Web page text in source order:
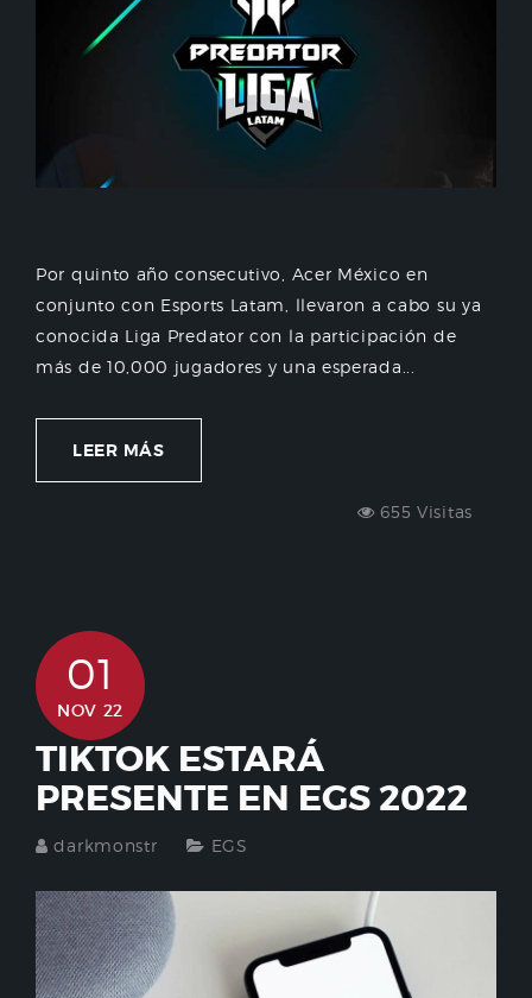
Por quinto año consecutivo, Acer México en
conjunto con Esports Latam, llevaron a cabo su ya
conocida Liga Predator con la participación de
más de 10,000 jugadores y una esperada...
LEER MÁS
655 Visitas
01
NOV 22
TIKTOK ESTARÁ
PRESENTE EN EGS 2022
darkmonstr EGS